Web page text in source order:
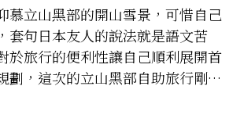
日本語
慕立山黑部的開山雪景，可惜自己
套句日本友人的說法就是語文苦
於旅行的便利性讓自己順利展開首
劃，這次的立山黑部自助旅行剛好